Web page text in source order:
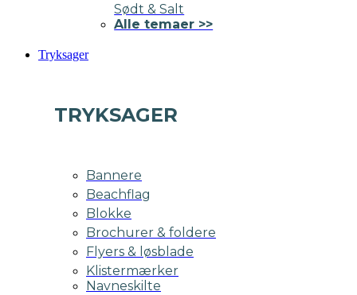
Sødt & Salt
Alle temaer >>
Tryksager
TRYKSAGER
Bannere
Beachflag
Blokke
Brochurer & foldere
Flyers & løsblade
Klistermærker
Navneskilte